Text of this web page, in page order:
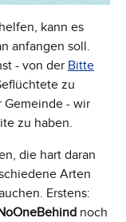
kann es
anfangen soll.
- von der Bitte
zu
- wir
zu haben.
die hart daran
Arten
Erstens:
noch